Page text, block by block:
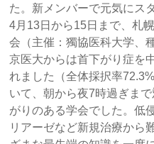
た。新メンバーで元気にス
4月13日から15日まで、札
会（主催：獨協医科大学
京医大からは首下がり症を
れました（全体採択率
いて、朝から夜7時過ぎま
がりのある学会でした。低
リアーゼなど新規治療から